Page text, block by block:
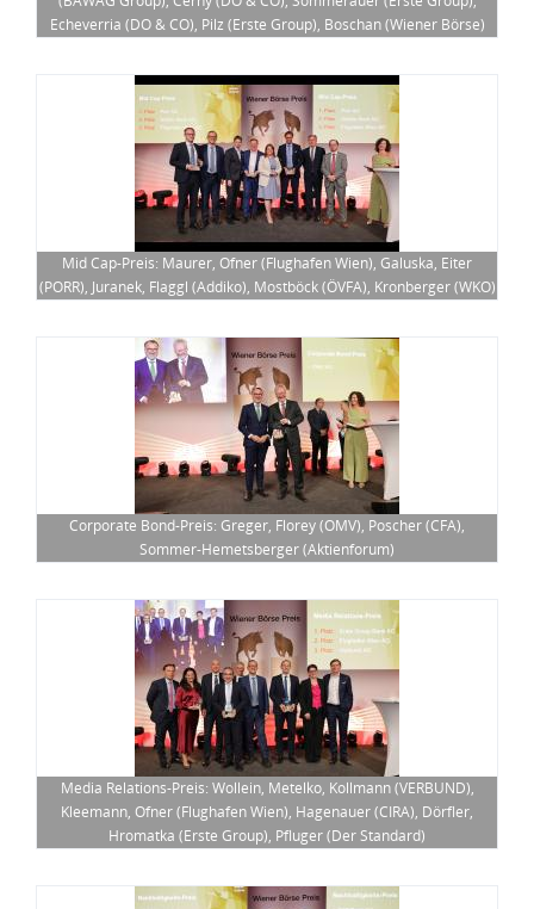
Echeverria (DO & CO), Pilz (Erste Group), Boschan (Wiener Börse)
Mid Cap-Preis: Maurer, Ofner (Flughafen Wien), Galuska, Eiter
(PORR), Juranek, Flaggl (Addiko), Mostböck (ÖVFA), Kronberger (WKO)
Corporate Bond-Preis: Greger, Florey (OMV), Poscher (CFA),
Sommer-Hemetsberger (Aktienforum)
Media Relations-Preis: Wollein, Metelko, Kollmann (VERBUND),
Kleemann, Ofner (Flughafen Wien), Hagenauer (CIRA), Dörfler,
Hromatka (Erste Group), Pfluger (Der Standard)